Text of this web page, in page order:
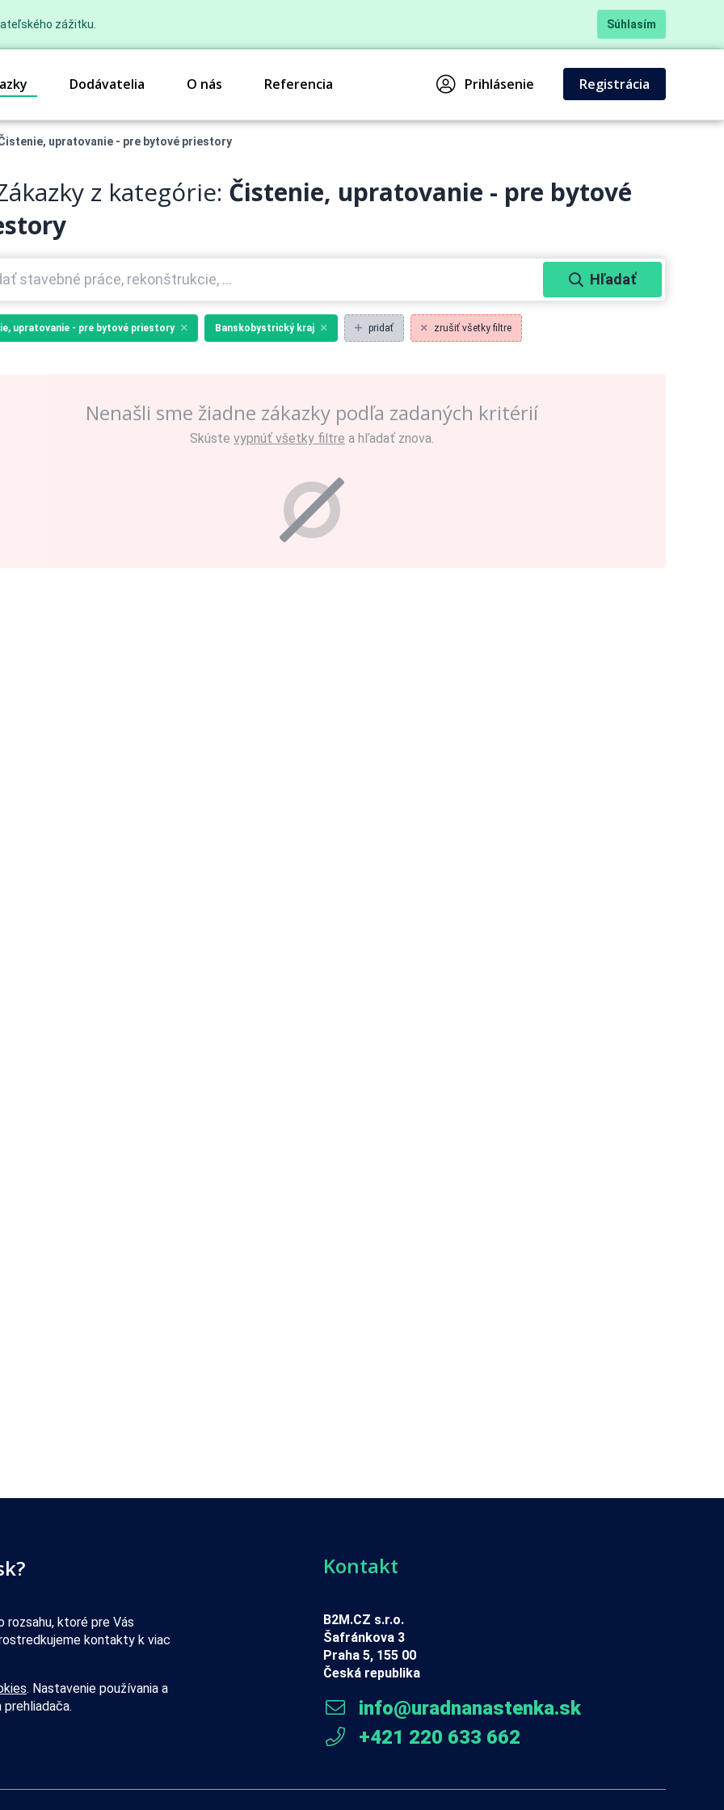
zážitku. Súhlasím
Dodávatelia O nás Referencia Prihlásenie Registrácia
upratovanie - pre bytové priestory
z kategórie: Čistenie, upratovanie - pre bytové
Hľadať
upratovanie - pre bytové priestory Banskobystrický kraj pridať zrušiť všetky filtre
Nenašli sme žiadne zákazky podľa zadaných kritérií
Skúste vypnúť všetky filtre a hľadať znova.
rozsahu, ktoré pre Vás
kontakty k viac
. Nastavenie používania a
Kontakt
B2M.CZ s.r.o.
Šafránkova 3
Praha 5, 155 00
Česká republika
info@uradnanastenka.sk
+421 220 633 662